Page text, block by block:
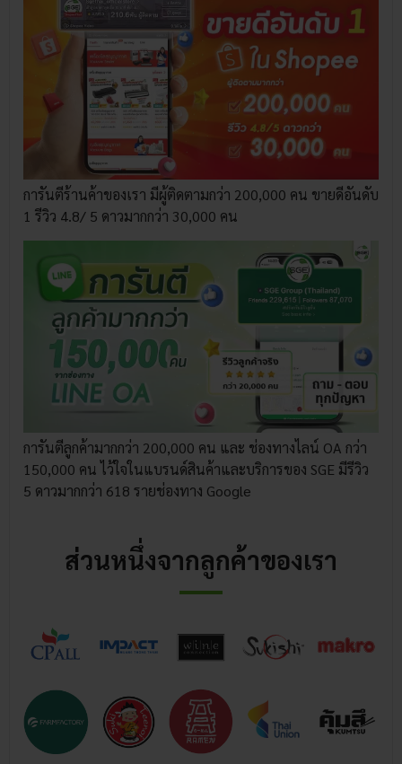
การันตีร้านค้าของเรา มีผู้ติดตามกว่า 200,000 คน ขายดีอันดับ
1 รีวิว 4.8/ 5 ดาวมากกว่า 30,000 คน
การันตีลูกค้ามากกว่า 200,000 คน และ ช่องทางไลน์ OA กว่า
150,000 คน ไว้ใจในแบรนด์สินค้าและบริการของ SGE มีรีวิว
5 ดาวมากกว่า 618 รายช่องทาง Google
ส่วนหนึ่งจากลูกค้าของเรา